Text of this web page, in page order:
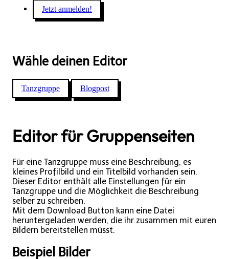
Jetzt anmelden!
Wähle deinen Editor
Tanzgruppe Blogpost
Editor für Gruppenseiten
Für eine Tanzgruppe muss eine Beschreibung, es
kleines Profilbild und ein Titelbild vorhanden sein.
Dieser Editor enthält alle Einstellungen für ein
Tanzgruppe und die Möglichkeit die Beschreibung
selber zu schreiben.
Mit dem Download Button kann eine Datei
heruntergeladen werden, die ihr zusammen mit euren
Bildern bereitstellen müsst.
Beispiel Bilder